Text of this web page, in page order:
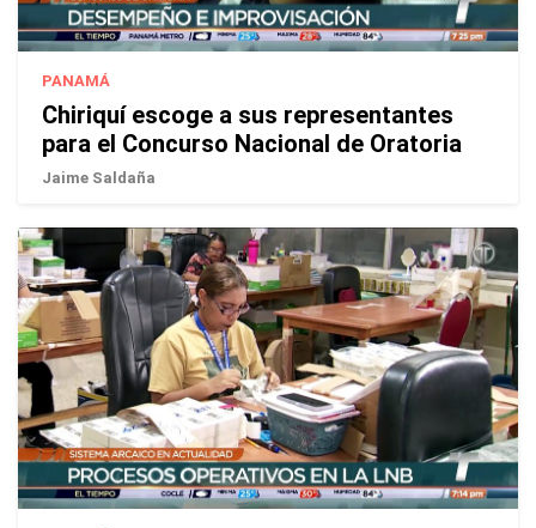
PANAMÁ
Chiriquí escoge a sus representantes
para el Concurso Nacional de Oratoria
Jaime Saldaña